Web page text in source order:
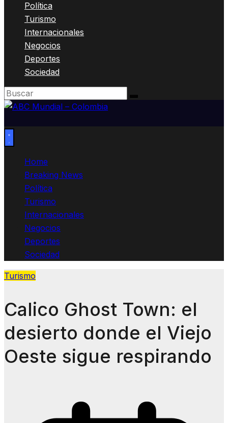
Política
Turismo
Internacionales
Negocios
Deportes
Sociedad
Home
Breaking News
Política
Turismo
Internacionales
Negocios
Deportes
Sociedad
Turismo
Calico Ghost Town: el
desierto donde el Viejo
Oeste sigue respirando